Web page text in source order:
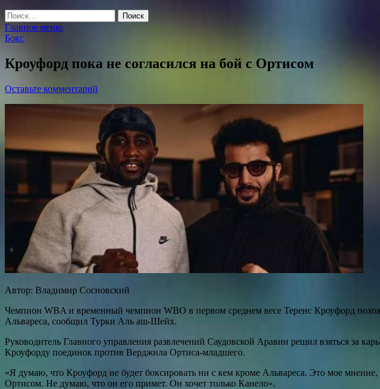
Найти:
Главное меню
Бокс
Кроуфорд пока не согласился на бой с Ортисом
Оставьте комментарий
Автор: Владимир Сосновский
Чемпион WBA и временный чемпион WBO в первом среднем весе Теренс Кроуфорд
Альвареса, сообщил Турки Аль аш-Шейх.
Руководитель Главного управления развлечений Саудовской Аравии решил взяться за
Кроуфорду поединок против Верджила Ортиса-младшего.
«Я думаю, что Кроуфорд не будет боксировать ни с кем кроме Альвареса. Это мое
Ортисом. Не думаю, что он его примет. Он хочет только Канело».